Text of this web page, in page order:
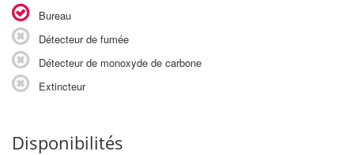
Bureau
Détecteur de fumée
Détecteur de monoxyde de carbone
Extincteur
Disponibilités